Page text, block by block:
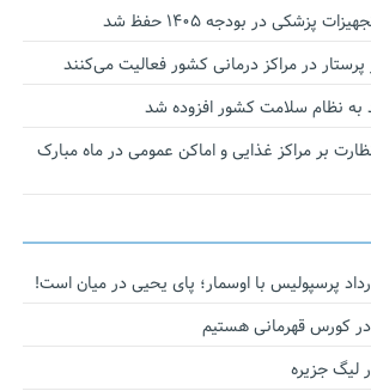
پزشکی در بودجه ۱۴۰۵ حفظ شد
بر مراکز غذایی و اماکن عمومی در ماه مبارک
پرسپولیس با اوسمار؛ پای یحیی در میان است!
کورس قهرمانی هستیم
لیگ جزیره